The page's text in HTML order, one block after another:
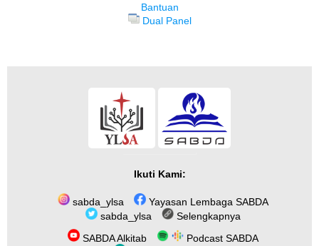
Bantuan
Dual Panel
Ikuti Kami:
sabda_ylsa
Yayasan Lembaga SABDA
sabda_ylsa
Selengkapnya
SABDA Alkitab
Podcast SABDA